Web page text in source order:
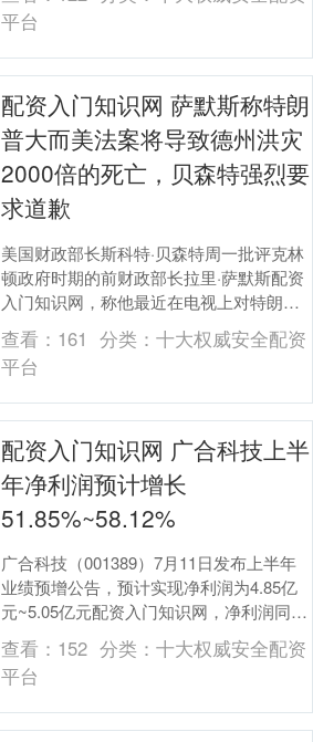
平台
配资入门知识网 萨默斯称特朗
普大而美法案将导致德州洪灾
2000倍的死亡，贝森特强烈要
求道歉
美国财政部长斯科特·贝森特周一批评克林
顿政府时期的前财政部长拉里·萨默斯配资
入门知识网，称他最近在电视上对特朗普
的税收立法发表的评论“令人震惊的冷酷”，
并要求公....
查看： 161 分类： 十大权威安全配资
平台
配资入门知识网 广合科技上半
年净利润预计增长
51.85%~58.12%
广合科技（001389）7月11日发布上半年
业绩预增公告，预计实现净利润为4.85亿
元~5.05亿元配资入门知识网，净利润同比
增长51.85%~58.12%。 ....
查看： 152 分类： 十大权威安全配资
平台